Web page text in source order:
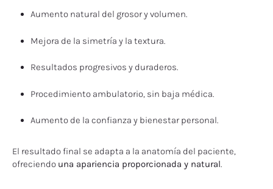
Aumento natural del grosor y volumen.
Mejora de la simetría y la textura.
Resultados progresivos y duraderos.
Procedimiento ambulatorio, sin baja médica.
Aumento de la confianza y bienestar personal.
El resultado final se adapta a la anatomía del paciente,
ofreciendo una apariencia proporcionada y natural.